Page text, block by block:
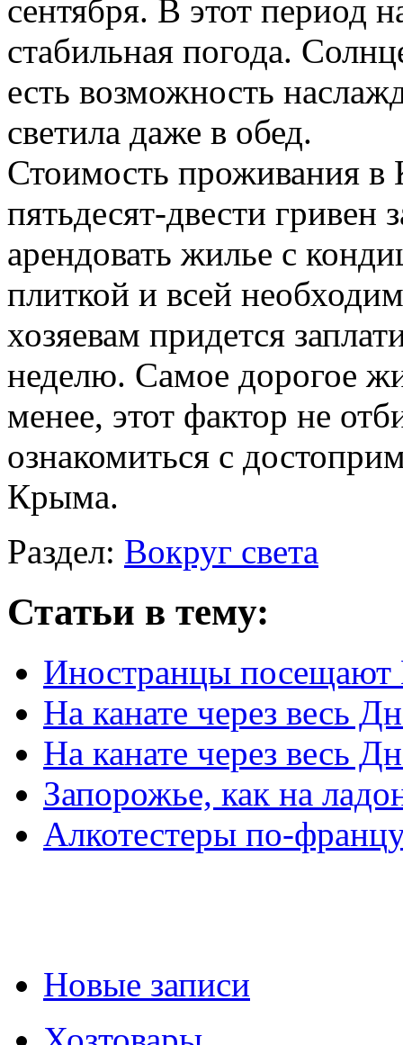
сентября. В этот период
стабильная погода.
есть возможность
светила даже в обед.
Стоимость проживания в
пятьдесят-двести гривен
арендовать жилье с
плиткой и всей
хозяевам придется
неделю. Самое дорогое
менее, этот фактор не
ознакомиться с
Крыма.
Раздел: Вокруг света
Статьи в тему:
Иностранцы
На канате через весь
На канате через весь
Запорожье, как на
Алкотестеры по-
Новые записи